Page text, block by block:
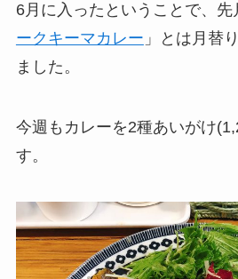
6月に入ったということで、先
ークキーマカレー 」とは月替
ました。
今週もカレーを2種あいがけ
す。